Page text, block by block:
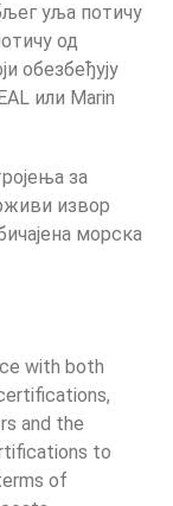
уља потичу
од
обезбеђују
или Marin
за
извор
морска
with both
and the
to
of